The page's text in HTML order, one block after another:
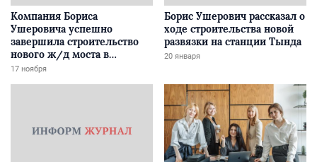
Компания Бориса
Ушеровича успешно
завершила строительство
нового ж/д моста в
Забайкалье
17 ноября
Борис Ушерович рассказал о
ходе строительства новой
развязки на станции Тында
20 января